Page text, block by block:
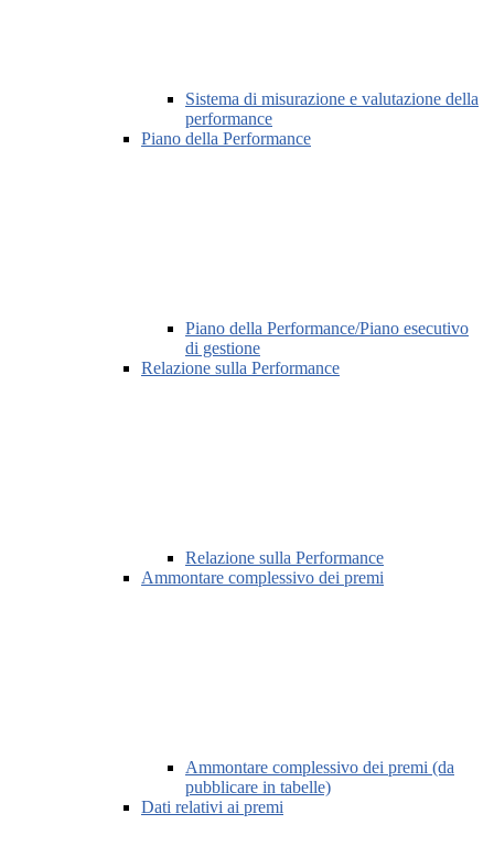
Sistema di misurazione e valutazione della
performance
Piano della Performance
Piano della Performance/Piano esecutivo
di gestione
Relazione sulla Performance
Relazione sulla Performance
Ammontare complessivo dei premi
Ammontare complessivo dei premi (da
pubblicare in tabelle)
Dati relativi ai premi